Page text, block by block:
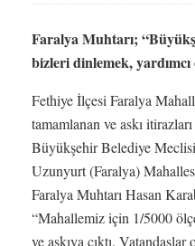
Faralya Muhtarı;
bizleri dinlemek,
Fethiye İlçesi Faralya
tamamlanan ve askı
Büyükşehir Belediye
Uzunyurt (Faralya)
Faralya Muhtarı Hasan
“Mahallemiz için 1/5000
ve askıya çıktı.